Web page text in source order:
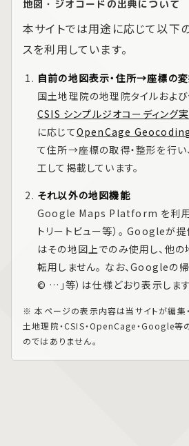
地図・ジオコードの出典について
本サイトでは用途に応じて以下
スを利用しています。
自前の地図表示・住所→座標の
国土地理院の地理院タイルおよ
CSIS シンプルジオコーディング
に応じてOpenCage
て住所→座標の取得・整形を行い
工して掲載しています。
それ以外の地図機能
Google Maps Platform を利
トリートビュー等）。 Googleが
はその地図上でのみ使用し、他の
転用しません。 なお、Googleの
© …」等）は仕様どおり表示します
※ 本ページの表示内容は当サイトが編集
土地理院・CSIS・OpenCage・Google等
のではありません。